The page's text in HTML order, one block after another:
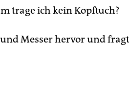
trage ich kein Kopftuch?
Messer hervor und